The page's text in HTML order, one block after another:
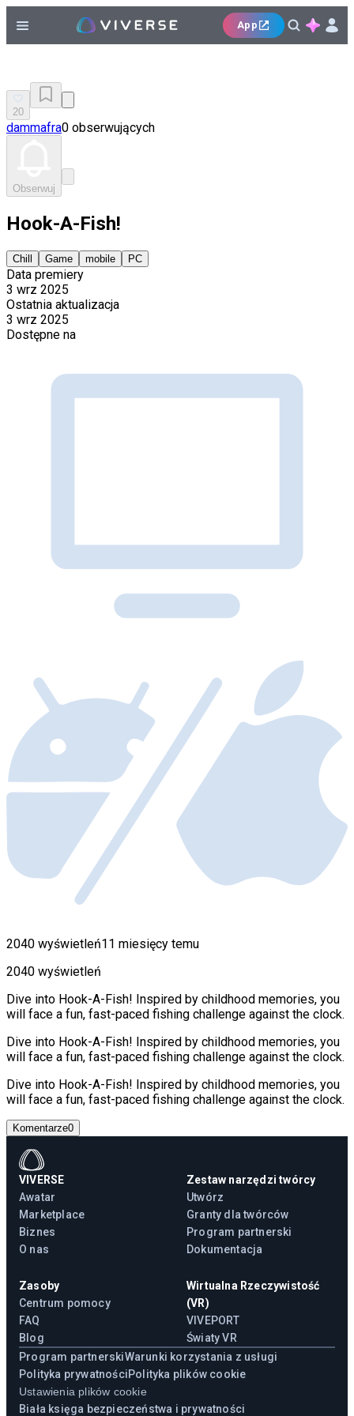
App
20
dammafra0 obserwujących
Obserwuj
Hook-A-Fish!
Chill Game mobile PC
Data premiery
3 wrz 2025
Ostatnia aktualizacja
3 wrz 2025
Dostępne na
2040 wyświetleń11 miesięcy temu
2040 wyświetleń
Dive into Hook-A-Fish! Inspired by childhood memories, you
will face a fun, fast-paced fishing challenge against the clock.
Dive into Hook-A-Fish! Inspired by childhood memories, you
will face a fun, fast-paced fishing challenge against the clock.
Dive into Hook-A-Fish! Inspired by childhood memories, you
will face a fun, fast-paced fishing challenge against the clock.
Komentarze0
VIVERSE
Awatar
Marketplace
Biznes
O nas
Zestaw narzędzi twórcy
Utwórz
Granty dla twórców
Program partnerski
Dokumentacja
Zasoby
Centrum pomocy
FAQ
Blog
Wirtualna Rzeczywistość
(VR)
VIVEPORT
Światy VR
Program partnerskiWarunki korzystania z usługi
Polityka prywatnościPolityka plików cookie
Ustawienia plików cookie
Biała księga bezpieczeństwa i prywatności